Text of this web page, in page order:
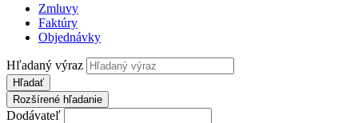
Zmluvy
Faktúry
Objednávky
Hľadaný výraz
Hľadať
Rozšírené hľadanie
Dodávateľ